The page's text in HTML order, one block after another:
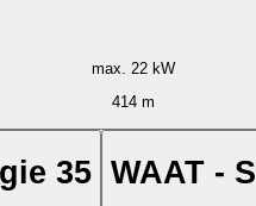
max. 22 kW
414 m
35 WAAT -